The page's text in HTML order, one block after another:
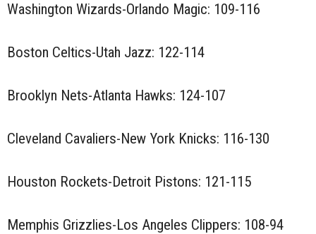
Washington Wizards-Orlando Magic: 109-116
Boston Celtics-Utah Jazz: 122-114
Brooklyn Nets-Atlanta Hawks: 124-107
Cleveland Cavaliers-New York Knicks: 116-130
Houston Rockets-Detroit Pistons: 121-115
Memphis Grizzlies-Los Angeles Clippers: 108-94